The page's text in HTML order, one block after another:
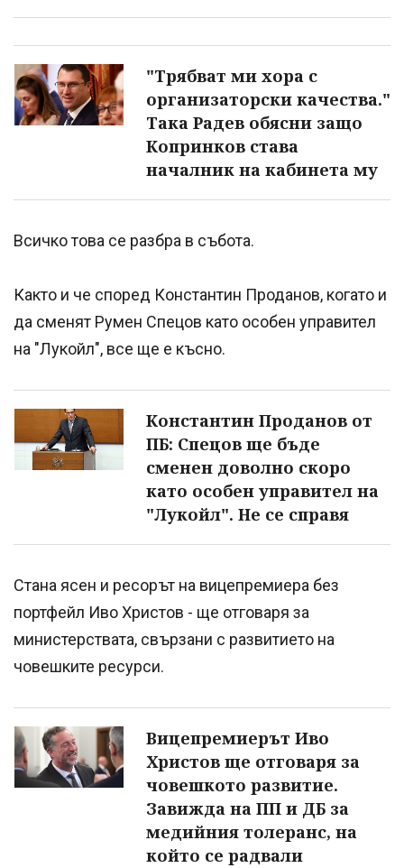
"Трябват ми хора с
организаторски качества."
Така Радев обясни защо
Копринков става
началник на кабинета му
Всичко това се разбра в събота.
Както и че според Константин Проданов, когато и
да сменят Румен Спецов като особен управител
на "Лукойл", все ще е късно.
Константин Проданов от
ПБ: Спецов ще бъде
сменен доволно скоро
като особен управител на
"Лукойл". Не се справя
Стана ясен и ресорът на вицепремиера без
портфейл Иво Христов - ще отговаря за
министерствата, свързани с развитието на
човешките ресурси.
Вицепремиерът Иво
Христов ще отговаря за
човешкото развитие.
Завижда на ПП и ДБ за
медийния толеранс, на
който се радвали